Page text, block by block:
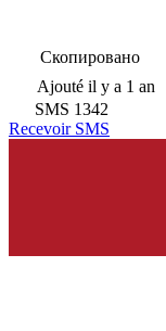
Скопировано
Ajouté il y a 1 an
SMS 1342
Recevoir SMS